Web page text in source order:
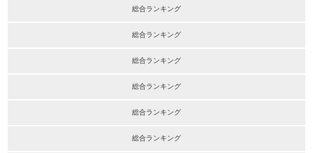
総合ランキング
総合ランキング
総合ランキング
総合ランキング
総合ランキング
総合ランキング